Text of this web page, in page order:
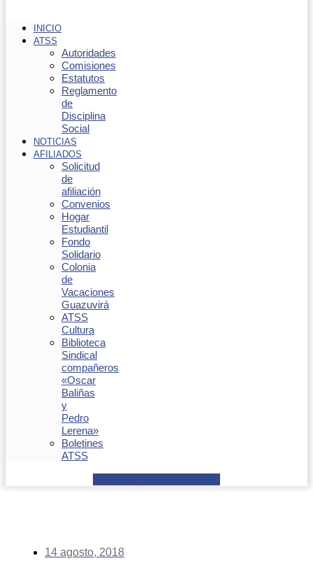
INICIO
ATSS
Autoridades
Comisiones
Estatutos
Reglamento
de
Disciplina
Social
NOTICIAS
AFILIADOS
Solicitud
de
afiliación
Convenios
Hogar
Estudiantil
Fondo
Solidario
Colonia
de
Vacaciones
Guazuvirá
ATSS
Cultura
Biblioteca
Sindical
compañeros
«Oscar
Baliñas
y
Pedro
Lerena»
Boletines
ATSS
14 agosto, 2018